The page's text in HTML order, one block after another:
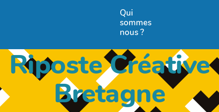
Qui
sommes
nous ?
Riposte Créative
Bretagne